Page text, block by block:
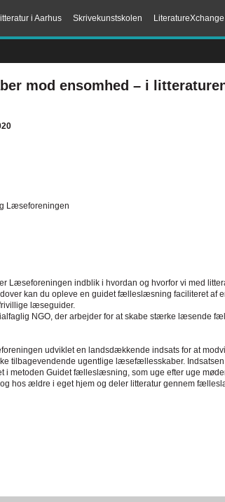
LiteratureXchange
Skrivekunstskolen
i Aarhus
mod ensomhed – i
Læseforeningen
Læseforeningen indblik i hvordan og hvorfor vi med
kan du opleve en guidet fælleslæsning faciliteret af
læseguider.
NGO, der arbejder for at skabe stærke læsende
udviklet en landsdækkende indsats for at
tilbagevendende ugentlige læsefællesskaber. Indsatsen
i metoden Guidet fælleslæsning, som uge efter uge
hos ældre i eget hjem og deler litteratur gennem